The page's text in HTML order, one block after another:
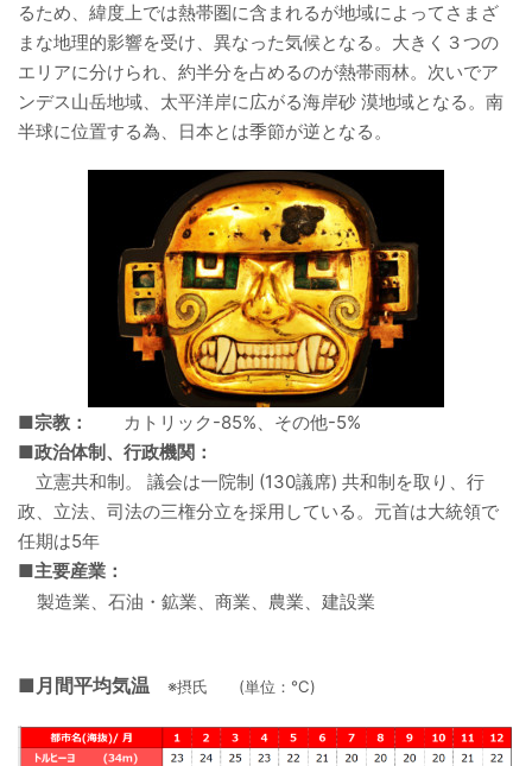
るため、緯度上では熱帯圏に含まれるが地域によってさまざ
まな地理的影響を受け、異なった気候となる。大きく３つの
エリアに分けられ、約半分を占めるのが熱帯雨林。次いでア
ンデス山岳地域、太平洋岸に広がる海岸砂 漠地域となる。南
半球に位置する為、日本とは季節が逆となる。
■宗教：
カトリック-85%、その他-5%
■政治体制、行政機関：
立憲共和制。 議会は一院制 (130議席) 共和制を取り、行
政、立法、司法の三権分立を採用している。元首は大統領で
任期は5年
■主要産業：
製造業、石油・鉱業、商業、農業、建設業
■月間平均気温 ※摂氏 (単位：℃)